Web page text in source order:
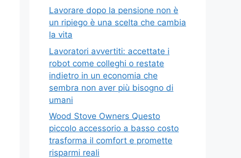
Lavorare dopo la pensione non è
un ripiego è una scelta che cambia
la vita
Lavoratori avvertiti: accettate i
robot come colleghi o restate
indietro in un economia che
sembra non aver più bisogno di
umani
Wood Stove Owners Questo
piccolo accessorio a basso costo
trasforma il comfort e promette
risparmi reali